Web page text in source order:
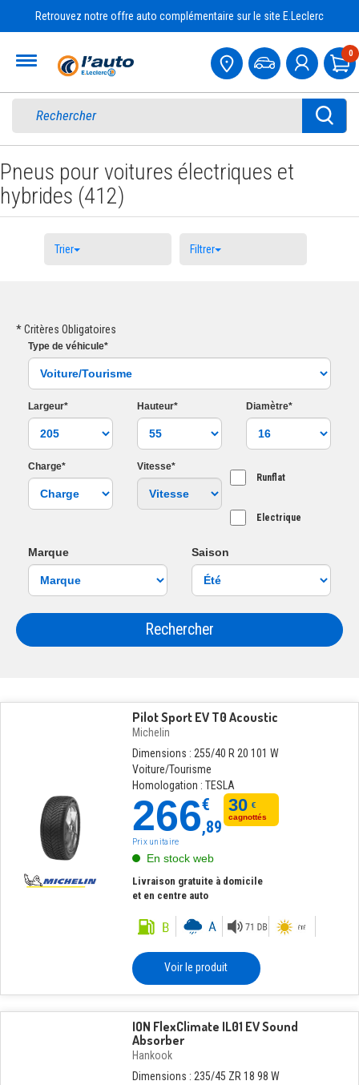
Retrouvez notre offre auto complémentaire sur le site E.Leclerc
0
Pneus pour voitures électriques et
hybrides (412)
Trier Filtrer
* Critères Obligatoires
Type de véhicule*
Largeur* Hauteur* Diamètre*
Charge*
Vitesse*
Runflat
Electrique
Marque Saison
Rechercher
Pilot Sport EV T0 Acoustic
Michelin
Dimensions : 255/40 R 20 101 W
Voiture/Tourisme
Homologation : TESLA
266€
,89
30 €
cagnottés
Prix unitaire
En stock web
Livraison gratuite à domicile
et en centre auto
Voir le produit
ION FlexClimate IL01 EV Sound
Absorber
Hankook
Dimensions : 235/45 ZR 18 98 W